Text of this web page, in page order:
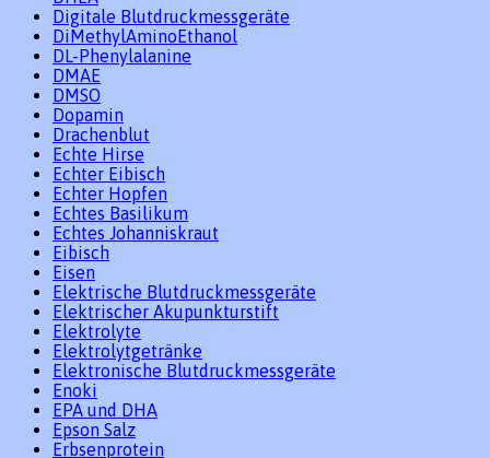
Digitale Blutdruckmessgeräte
DiMethylAminoEthanol
DL-Phenylalanine
DMAE
DMSO
Dopamin
Drachenblut
Echte Hirse
Echter Eibisch
Echter Hopfen
Echtes Basilikum
Echtes Johanniskraut
Eibisch
Eisen
Elektrische Blutdruckmessgeräte
Elektrischer Akupunkturstift
Elektrolyte
Elektrolytgetränke
Elektronische Blutdruckmessgeräte
Enoki
EPA und DHA
Epson Salz
Erbsenprotein